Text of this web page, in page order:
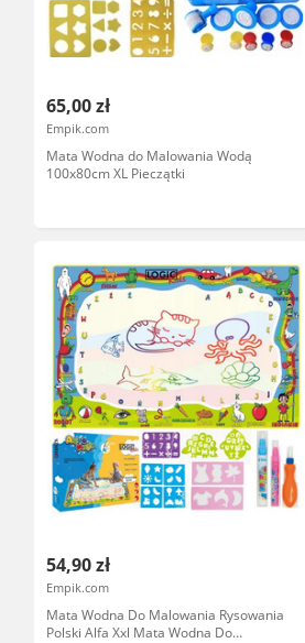
65,00 zł
Empik.com
Mata Wodna do Malowania Wodą
100x80cm XL Pieczątki
54,90 zł
Empik.com
Mata Wodna Do Malowania Rysowania
Polski Alfa Xxl Mata Wodna Do